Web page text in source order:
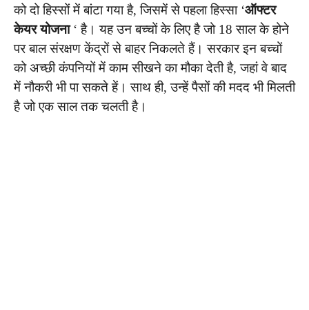
को दो हिस्सों में बांटा गया है, जिसमें से पहला हिस्सा ‘ऑफ्टर
केयर योजना‘ है। यह उन बच्चों के लिए है जो 18 साल के होने
पर बाल संरक्षण केंद्रों से बाहर निकलते हैं। सरकार इन बच्चों
को अच्छी कंपनियों में काम सीखने का मौका देती है, जहां वे बाद
में नौकरी भी पा सकते हें। साथ ही, उन्हें पैसों की मदद भी मिलती
है जो एक साल तक चलती है।